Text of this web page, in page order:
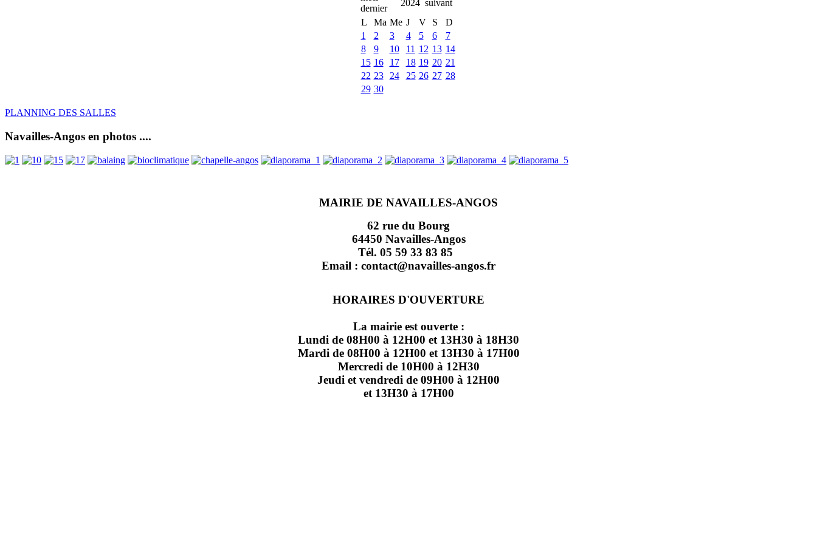
2024
L
Ma Me J V S
D
1
2 3 4 5 6
7
8
9 10 11 12 13 14
15 16 17 18 19 20 21
22 23 24 25 26 27 28
29 30
PLANNING DES SALLES
Navailles-Angos en photos ....
MAIRIE DE NAVAILLES-ANGOS
62 rue du Bourg
64450 Navailles-Angos
Tél. 05 59 33 83 85
Email : contact@navailles-angos.fr
HORAIRES D'OUVERTURE
La mairie est ouverte :
Lundi de 08H00 à 12H00 et 13H30 à 18H30
Mardi de 08H00 à 12H00 et 13H30 à 17H00
Mercredi de 10H00 à 12H30
Jeudi et vendredi de 09H00 à 12H00
et 13H30 à 17H00